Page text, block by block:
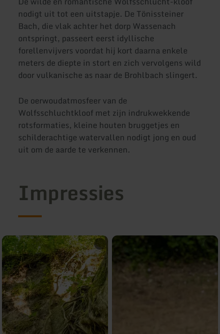
nodigt uit tot een uitstapje. De Tönissteiner
Bach, die vlak achter het dorp Wassenach
ontspringt, passeert eerst idyllische
forellenvijvers voordat hij kort daarna enkele
meters de diepte in stort en zich vervolgens wild
door vulkanische as naar de Brohlbach slingert.
De oerwoudatmosfeer van de
Wolfsschluchtkloof met zijn indrukwekkende
rotsformaties, kleine houten bruggetjes en
schilderachtige watervallen nodigt jong en oud
uit om de aarde te verkennen.
Impressies